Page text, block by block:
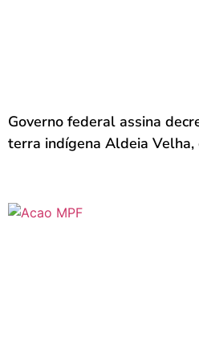
Governo federal assina
terra indígena Aldeia